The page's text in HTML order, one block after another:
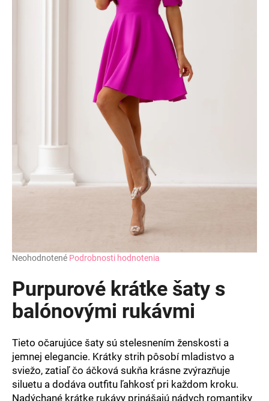
Priemerné
produktu
je
0,0
z
hviezdičiek.
Neohodnotené Podrobnosti hodnotenia
Purpurové krátke šaty s
balónovými rukávmi
Tieto očarujúce šaty sú stelesnením ženskosti a
jemnej elegancie. Krátky strih pôsobí mladistvo a
sviežo, zatiaľčo áčková sukňa krásne zvýrazňuje
siluetu a dodáva outfitu ľahkosť pri každom kroku.
Nadýchané krátke rukávy prinášajú nádych romantiky